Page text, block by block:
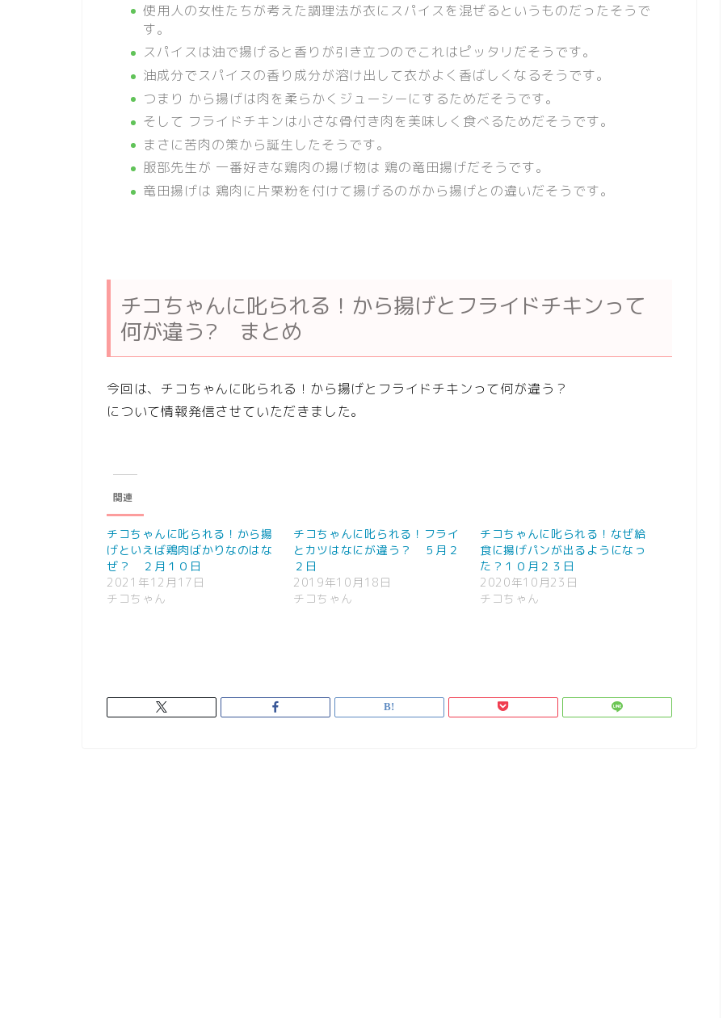
使用人の女性たちが考えた調理法が衣にスパイスを混ぜるというものだったそうで
す。
スパイスは油で揚げると香りが引き立つのでこれはピッタリだそうです。
油成分でスパイスの香り成分が溶け出して衣がよく香ばしくなるそうです。
つまり から揚げは肉を柔らかくジューシーにするためだそうです。
そして フライドチキンは小さな骨付き肉を美味しく食べるためだそうです。
まさに苦肉の策から誕生したそうです。
服部先生が 一番好きな鶏肉の揚げ物は 鶏の竜田揚げだそうです。
竜田揚げは 鶏肉に片栗粉を付けて揚げるのがから揚げとの違いだそうです。
チコちゃんに叱られる！から揚げとフライドチキンって
何が違う? まとめ
今回は、チコちゃんに叱られる！から揚げとフライドチキンって何が違う？
について情報発信させていただきました。
関連
チコちゃんに叱られる！から揚
げといえば鶏肉ばかりなのはな
ぜ？ ２月１０日
2021年12月17日
チコちゃん
チコちゃんに叱られる！フライ
とカツはなにが違う？ ５月２
２日
2019年10月18日
チコちゃん
チコちゃんに叱られる！なぜ給
食に揚げパンが出るようになっ
た？１０月２３日
2020年10月23日
チコちゃん